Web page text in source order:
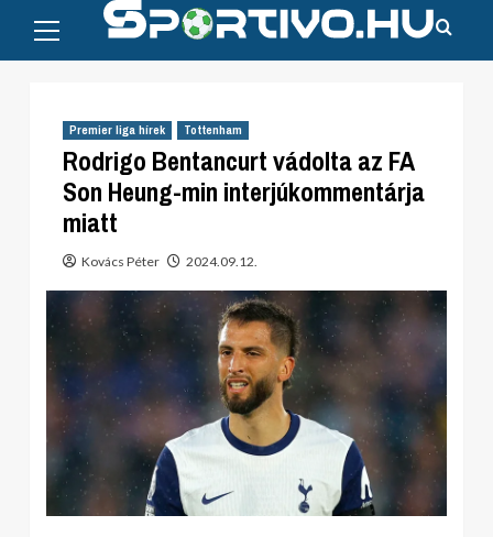
content
Menu
Premier liga hírek Tottenham
Rodrigo Bentancurt vádolta az FA
Son Heung-min interjúkommentárja
miatt
Kovács Péter 2024.09.12.